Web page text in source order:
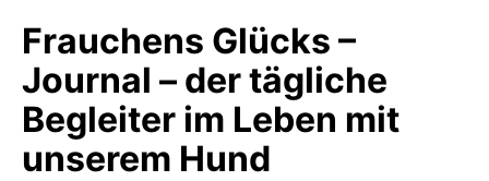
Frauchens Glücks –
Journal – der tägliche
Begleiter im Leben mit
unserem Hund